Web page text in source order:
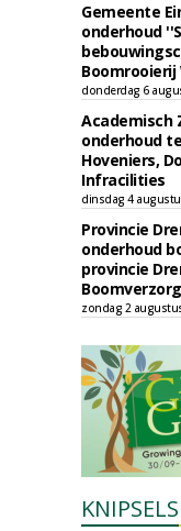
Gemeente
onderhoud
donderdag 6
Academisch
onderhoud
Hoveniers,
Infracilities
dinsdag 4
Provincie
onderhoud
provincie
zondag 2
KNIPSELS